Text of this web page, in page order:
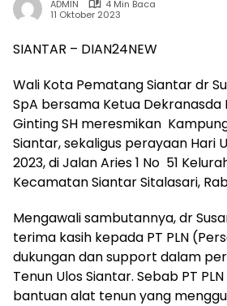
ADMIN
4 Min Baca
11 Oktober 2023
SIANTAR – DIAN24NEW
Wali Kota Pematang Siantar dr
SpA bersama Ketua Dekranasda
Ginting SH meresmikan
Siantar, sekaligus perayaan Hari
2023, di Jalan Aries 1 No 51
Kecamatan Siantar Sitalasari,
Mengawali sambutannya, dr
terima kasih kepada PT PLN
dukungan dan support dalam
Tenun Ulos Siantar. Sebab PT
bantuan alat tenun yang